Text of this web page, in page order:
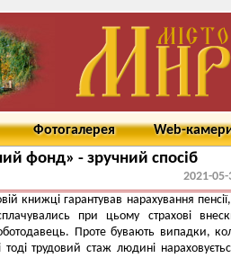
Фотогалерея Web-
фонд» - зручний спосіб
2021-05-
книжці гарантував нарахування
при цьому страхові
Проте бувають випадки,
тоді трудовий стаж людині